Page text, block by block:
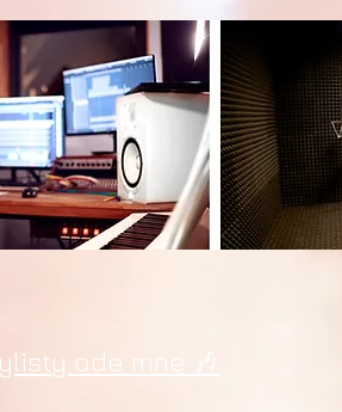
ode mne 🎶